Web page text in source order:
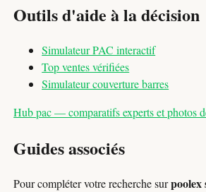
Outils d'aide à la décision
Simulateur PAC interactif
Top ventes vérifiées
Simulateur couverture barres
Hub pac — comparatifs experts et photos
Guides associés
Pour compléter votre recherche surpoolex